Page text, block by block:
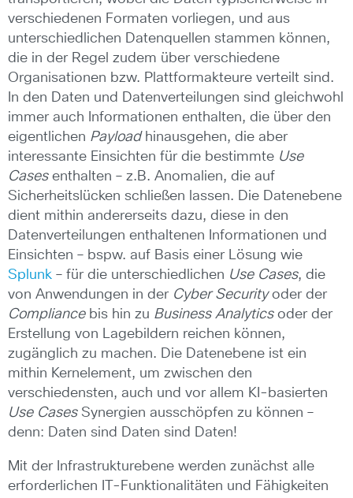
verschiedenen Formaten vorliegen, und aus
unterschiedlichen Datenquellen stammen können,
die in der Regel zudem über verschiedene
Organisationen bzw. Plattformakteure verteilt sind.
In den Daten und Datenverteilungen sind gleichwohl
immer auch Informationen enthalten, die über den
eigentlichen Payloadhinausgehen, die aber
interessante Einsichten für die bestimmte Use
Casesenthalten – z.B. Anomalien, die auf
Sicherheitslücken schließen lassen. Die Datenebene
dient mithin andererseits dazu, diese in den
Datenverteilungen enthaltenen Informationen und
Einsichten – bspw. auf Basis einer Lösung wie
Splunk – für die unterschiedlichen Use Cases, die
von Anwendungen in der Cyber Securityoder der
Compliancebis hin zu Business Analyticsoder der
Erstellung von Lagebildern reichen können,
zugänglich zu machen. Die Datenebene ist ein
mithin Kernelement, um zwischen den
verschiedensten, auch und vor allem KI-basierten
Use CasesSynergien ausschöpfen zu können –
denn: Daten sind Daten sind Daten!
Mit der Infrastrukturebene werden zunächst alle
erforderlichen IT-Funktionalitäten und Fähigkeiten